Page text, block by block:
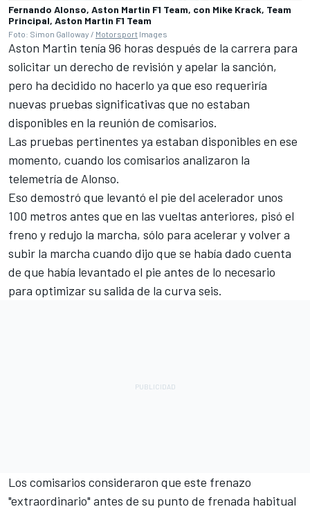
Fernando Alonso, Aston Martin F1 Team, con Mike Krack, Team
Principal, Aston Martin F1 Team
Foto: Simon Galloway / Motorsport Images
Aston Martin tenía 96 horas después de la carrera para
solicitar un derecho de revisión y apelar la sanción,
pero ha decidido no hacerlo ya que eso requeriría
nuevas pruebas significativas que no estaban
disponibles en la reunión de comisarios.
Las pruebas pertinentes ya estaban disponibles en ese
momento, cuando los comisarios analizaron la
telemetría de Alonso.
Eso demostró que levantó el pie del acelerador unos
100 metros antes que en las vueltas anteriores, pisó el
freno y redujo la marcha, sólo para acelerar y volver a
subir la marcha cuando dijo que se había dado cuenta
de que había levantado el pie antes de lo necesario
para optimizar su salida de la curva seis.
Los comisarios consideraron que este frenazo
"extraordinario" antes de su punto de frenada habitual